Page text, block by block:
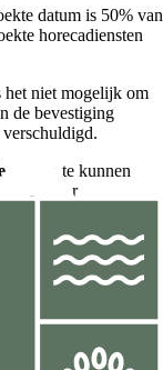
datum is 50% van
horecadiensten
het niet mogelijk om
de bevestiging
gasten te kunnen
Het is ter
activiteit en/of
gasten met
worden alsdan
voor de